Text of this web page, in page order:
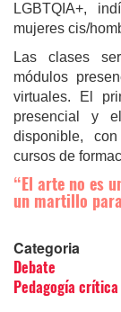
LGBTQIA+,
mujeres cis/
Las clases
módulos
virtuales. El
presencial y
disponible,
cursos de
“El arte no es
un martillo
Categoria
Debate
Pedagogía crítica